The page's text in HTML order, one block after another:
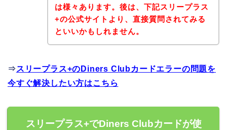
は様々あります。後は、下記スリープラス
+の公式サイトより、直接質問されてみる
といいかもしれません。
⇒ スリープラス+のDiners Clubカードエラーの問題を
今すぐ解決したい方はこちら
スリープラス+でDiners Clubカードが使